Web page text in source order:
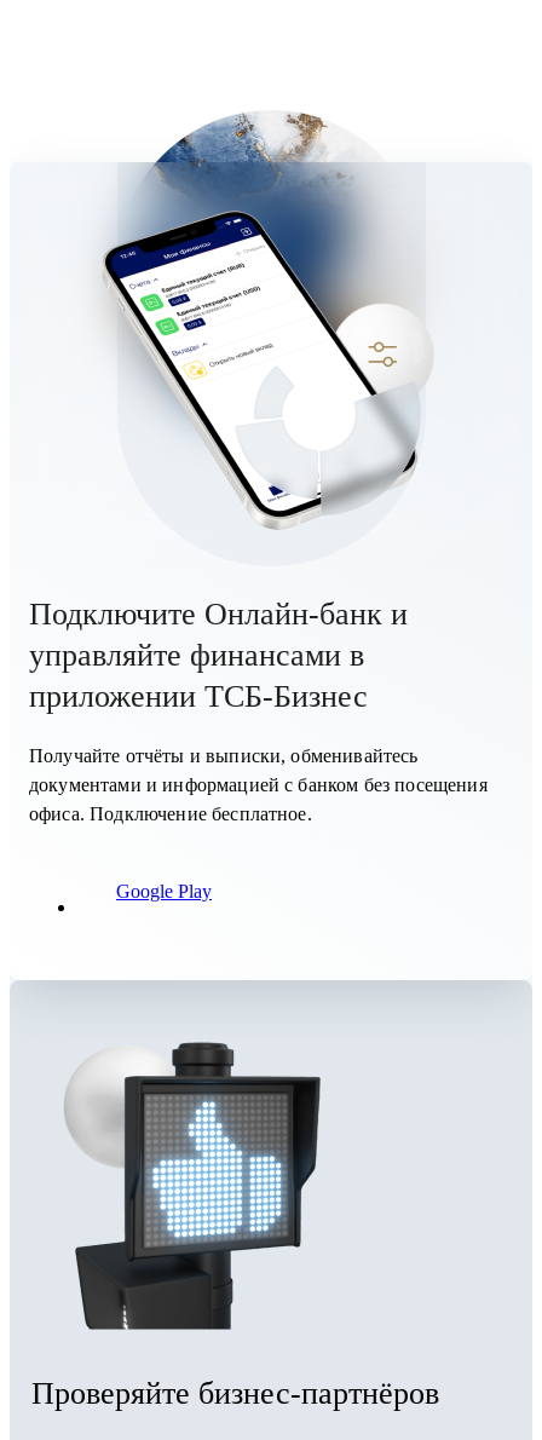
Подключите Онлайн-банк и
управляйте финансами в
приложении ТСБ-Бизнес
Получайте отчёты и выписки, обменивайтесь
документами и информацией с банком без посещения
офиса. Подключение бесплатное.
Google Play
Проверяйте бизнес-партнёров